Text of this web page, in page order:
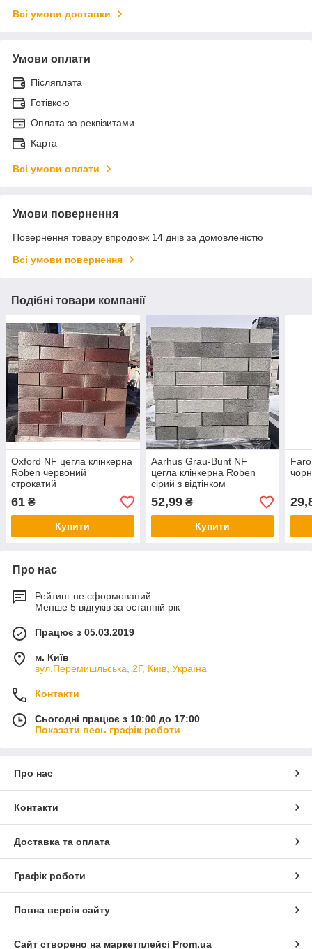
Всі умови доставки
Умови оплати
Післяплата
Готівкою
Оплата за реквізитами
Карта
Всі умови оплати
Умови повернення
Повернення товару впродовж 14 днів за домовленістю
Всі умови повернення
Подібні товари компанії
Oxford NF цегла клінкерна
Roben червоний
строкатий
61 ₴
Купити
Aarhus Grau-Bunt NF
цегла клінкерна Roben
сірий з відтінком
52,99₴
Купити
Faro
Про нас
Рейтинг не сформований
Менше 5 відгуків за останній рік
Працює з 05.03.2019
м. Київ
вул.Перемишльська, 2Г, Київ, Україна
Контакти
Сьогодні працює з 10:00 до 17:00
Показати весь графік роботи
Про нас
Контакти
Доставка та оплата
Графік роботи
Повна версія сайту
Сайт створено на маркетплейсі Prom.ua